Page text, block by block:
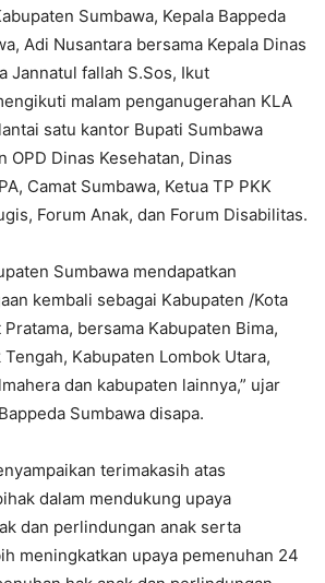
Sumbawa, Kepala Bappeda
Adi Nusantara bersama Kepala Dinas
Jannatul fallah S.Sos, Ikut
malam penganugerahan KLA
satu kantor Bupati Sumbawa
OPD Dinas Kesehatan, Dinas
Camat Sumbawa, Ketua TP PKK
Forum Anak, dan Forum Disabilitas.
Sumbawa mendapatkan
kembali sebagai Kabupaten /Kota
bersama Kabupaten Bima,
Kabupaten Lombok Utara,
dan kabupaten lainnya,” ujar
Sumbawa disapa.
terimakasih atas
dalam mendukung upaya
dan perlindungan anak serta
meningkatkan upaya pemenuhan 24